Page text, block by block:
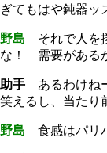
ぎてもはや鈍器ッ
野島 それで人を
な！ 需要がある
助手 あるわけね
笑えるし、当たり
野島 食感はパリ